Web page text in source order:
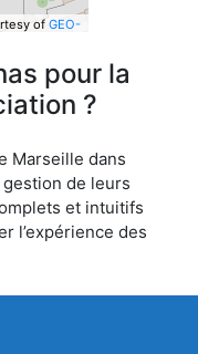
of GEO-
pour la
?
Marseille dans
gestion de leurs
et intuitifs
l’expérience des